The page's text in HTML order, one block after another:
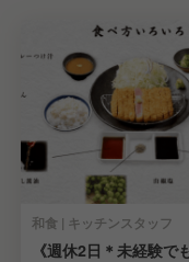
和食 | キッチンスタッフ
《週休2日＊未経験で